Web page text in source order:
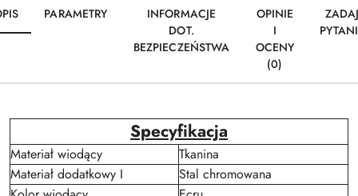
PARAMETRY
INFORMACJE
DOT.
BEZPIECZEŃSTWA
OPINIE
I
OCENY
(0)
Specyfikacja
Materiał wiodący
Tkanina
Materiał dodatkowy I
Stal chromowana